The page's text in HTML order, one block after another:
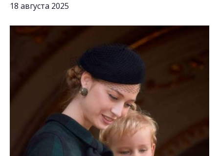
18 августа 2025